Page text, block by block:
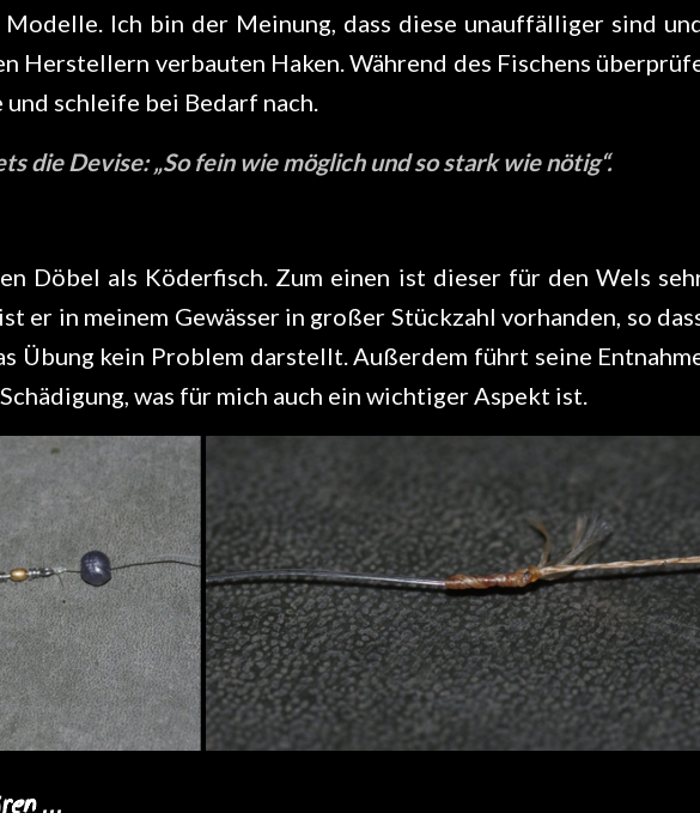
Ich bin der Meinung, dass diese unauffälliger sind
Herstellern verbauten Haken. Während des Fischens
schleife bei Bedarf nach.
die Devise: „So fein wie möglich und so stark wie nötig“.
Döbel als Köderfisch. Zum einen ist dieser für den Wels
er in meinem Gewässer in großer Stückzahl vorhanden, so
Übung kein Problem darstellt. Außerdem führt seine
was für mich auch ein wichtiger Aspekt ist.
…